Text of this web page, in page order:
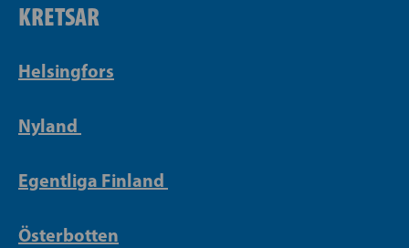
KRETSAR
Helsingfors
Nyland
Egentliga Finland
Österbotten